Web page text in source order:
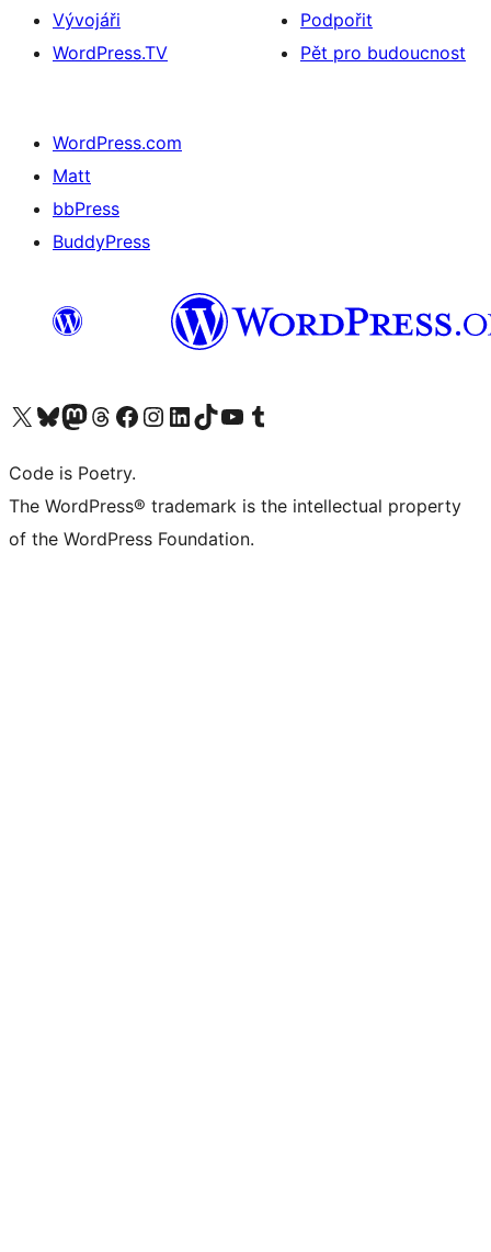
Vývojáři
WordPress.TV
Podpořit
Pět pro budoucnost
WordPress.com
Matt
bbPress
BuddyPress
Navštivte náš účet na X (dříve Twitter)
Navštivte náš Bluesky účetNavštivte náš účet Mastodon
Navštivte náš Threads účetNavštivte naši stránku na Facebooku
Navštivte náš Instagram účetNavštivte náš LinkedIn účetNavštivte náš TikTok účetNavštivte náš YouTube kanálNavštivte náš Tumblr účet
Code is Poetry.
The WordPress® trademark is the intellectual property
of the WordPress Foundation.